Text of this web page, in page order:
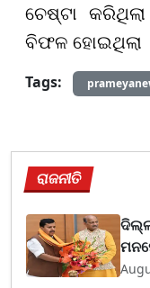
ଚେଷ୍ଟା
ବିଫଳ ହୋଇଥିଲା
Tags:
ରାଜନୀତି